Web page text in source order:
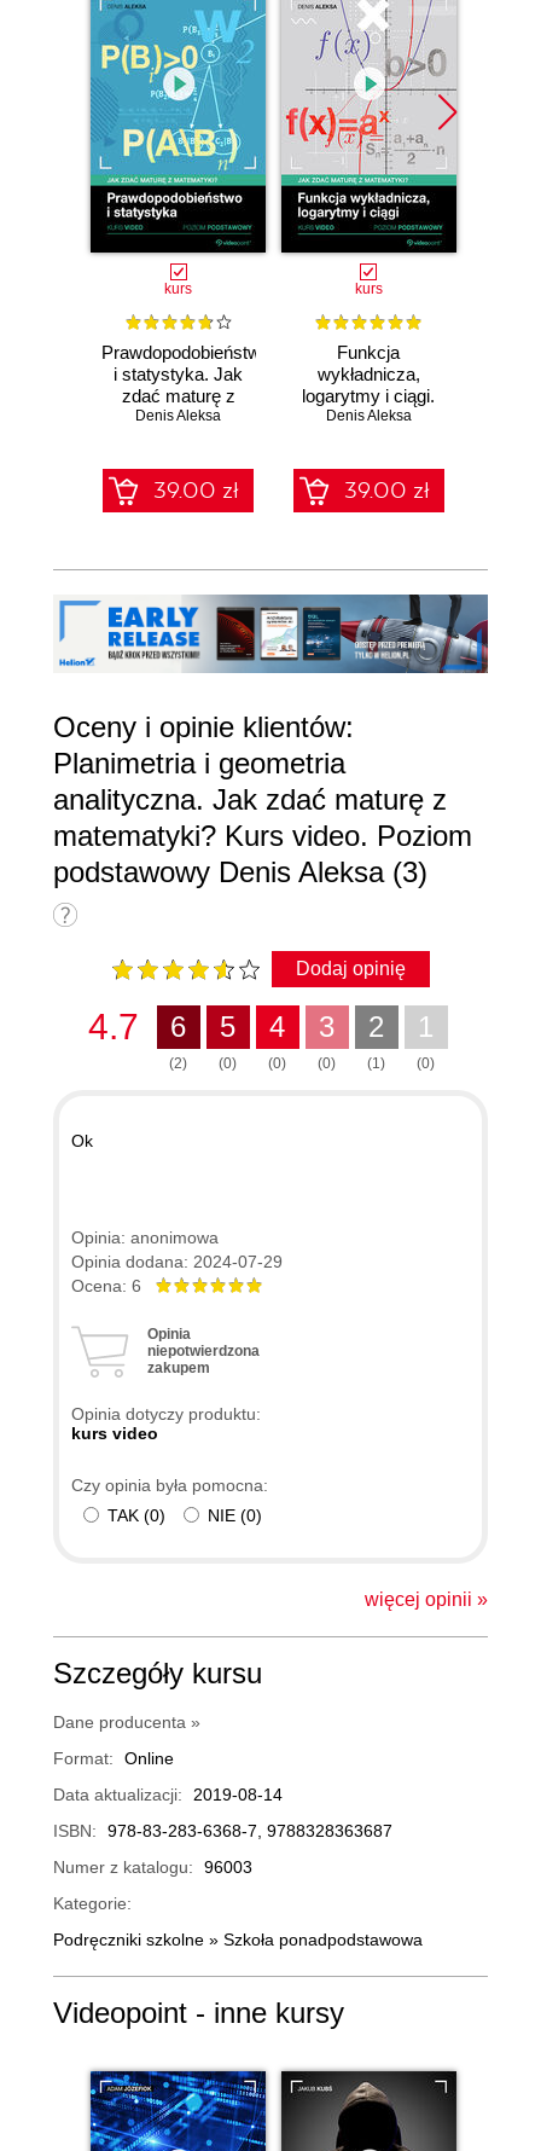
kurs
Prawdopodobieństwo
i statystyka. Jak
zdać maturę z
matematyki? Kurs
Denis Aleksa
39.00 zł
kurs
Funkcja
wykładnicza,
logarytmy i ciągi.
Jak zdać maturę z
podstawowy
Denis Aleksa
39.00 zł
Oceny i opinie klientów:
Planimetria i geometria
analityczna. Jak zdać maturę z
matematyki? Kurs video. Poziom
podstawowy Denis Aleksa (3)
Dodaj opinię
4.7 6
(2)
5
(0)
4
(0)
3
(0)
2
(1)
1
(0)
Ok
Opinia: anonimowa
Opinia dodana: 2024-07-29
Ocena: 6
Opinia
niepotwierdzona
zakupem
Opinia dotyczy produktu:
kurs video
Czy opinia była pomocna:
TAK (0) NIE (0)
więcej opinii »
Szczegóły kursu
Dane producenta »
Format:
Online
Data aktualizacji:
2019-08-14
ISBN:
978-83-283-6368-7, 9788328363687
Numer z katalogu:
96003
Kategorie:
Podręczniki szkolne » Szkoła ponadpodstawowa
Videopoint - inne kursy